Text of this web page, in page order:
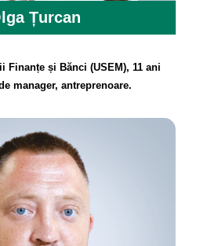
Țurcan
Finanțe și Bănci (USEM), 11 ani
manager, antreprenoare.